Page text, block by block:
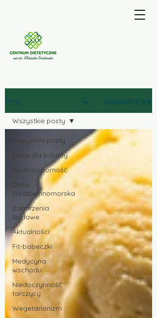
Blog Zarejestruj się
Wszystkie posty
Dieta dla kobiety
Insulinooporność
Dieta
śródziemnomorska
Zaburzenia
lipidowe
Aktualności
Fit-babeczki
Medycyna
wschodu
Niedoczynność
tarczycy
Wegetarianizm
Wszystkie posty